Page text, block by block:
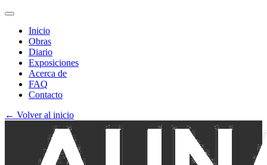
Inicio
Obras
Diario
Exposiciones
Acerca de
FAQ
Contacto
← Volver al inicio